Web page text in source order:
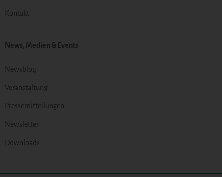
Kontakt
News, Medien & Events
Newsblog
Veranstaltung
Pressemitteilungen
Newsletter
Downloads